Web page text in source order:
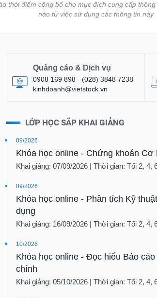
thời điểm công bố cho mục đích cung cấp
nào từ việc sử dụng các thông tin này.
Quảng cáo & Dịch vụ
0908 169 898 - (028) 3848 7238
kinhdoanh@vietstock.vn
LỚP HỌC SẮP KHAI GIẢNG
09/2026
Khóa học online - Chứng khoán Cơ
Khai giảng: 07/09/2026 | Thời gian: Tối 2, 4,
09/2026
Khóa học online - Phân tích Kỹ
dụng
Khai giảng: 16/09/2026 | Thời gian: Tối 2, 4,
10/2026
Khóa học online - Đọc hiểu Báo cáo
chính
Khai giảng: 05/10/2026 | Thời gian: Tối 2, 4,